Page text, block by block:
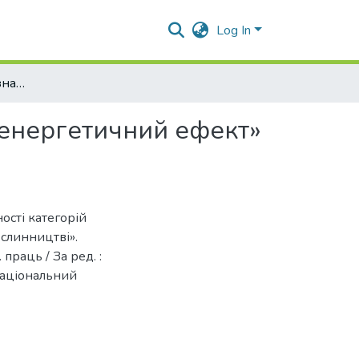
Log In
Теоретичні засади визначення сутності категорій «енергетичний ефект» та «енергетичний ефект в рослинництві»
ефект»
категорій
праць / За ред. :